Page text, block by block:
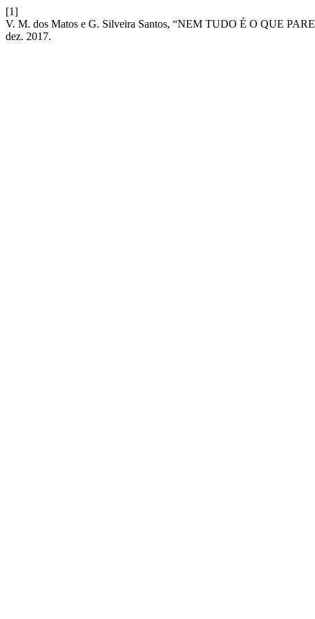
[1]
V. M. dos Matos e G. Silveira Santos, “NEM TUDO É O QUE
dez. 2017.